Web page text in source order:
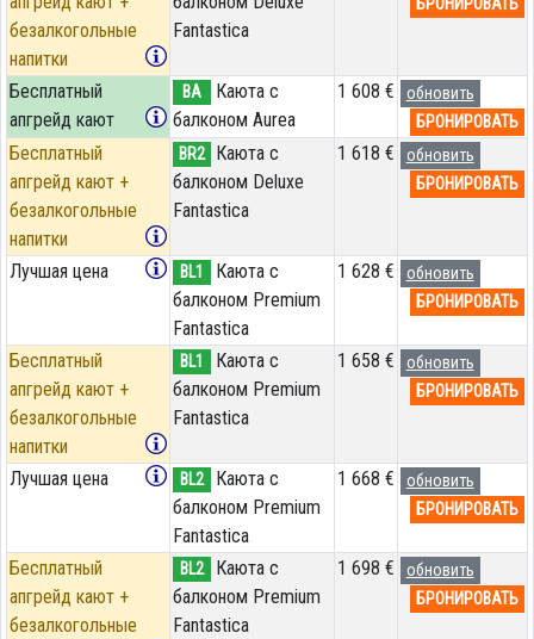
безалкогольные
напитки
Fantastica
Бесплатный
апгрейд кают
BA
Каюта с
балконом Aurea
1 608 €
обновить
БРОНИРОВАТЬ
Бесплатный
апгрейд кают +
безалкогольные
напитки
BR2
Каюта с
балконом Deluxe
Fantastica
1 618 €
обновить
БРОНИРОВАТЬ
Лучшая цена BL1
Каюта с
балконом Premium
Fantastica
1 628 €
обновить
БРОНИРОВАТЬ
Бесплатный
апгрейд кают +
безалкогольные
напитки
BL1
Каюта с
балконом Premium
Fantastica
1 658 €
обновить
БРОНИРОВАТЬ
Лучшая цена BL2
Каюта с
балконом Premium
Fantastica
1 668 €
обновить
БРОНИРОВАТЬ
Бесплатный
апгрейд кают +
безалкогольные
BL2
Каюта с
балконом Premium
Fantastica
1 698 €
обновить
БРОНИРОВАТЬ